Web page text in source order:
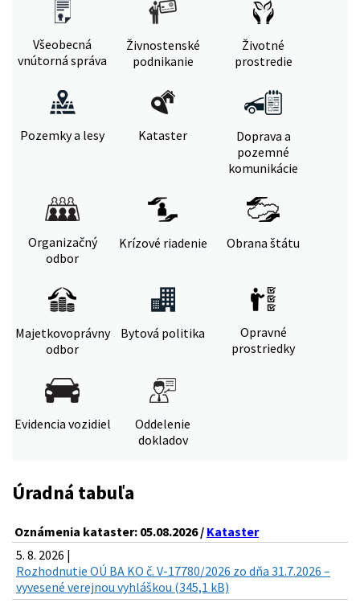
Všeobecná
vnútorná správa
Živnostenské
podnikanie
Životné
prostredie
Pozemky a lesy Kataster
Doprava a
pozemné
komunikácie
Organizačný
odbor
Krízové riadenie Obrana štátu
Majetkovoprávny
odbor
Bytová politika
Opravné
prostriedky
Evidencia vozidiel
Oddelenie
dokladov
Úradná tabuľa
Oznámenia kataster: 05.08.2026 / Kataster
5. 8. 2026 |
Rozhodnutie OÚ BA KO č. V-17780/2026 zo dňa 31.7.2026 –
vyvesené verejnou vyhláškou (345,1 kB)